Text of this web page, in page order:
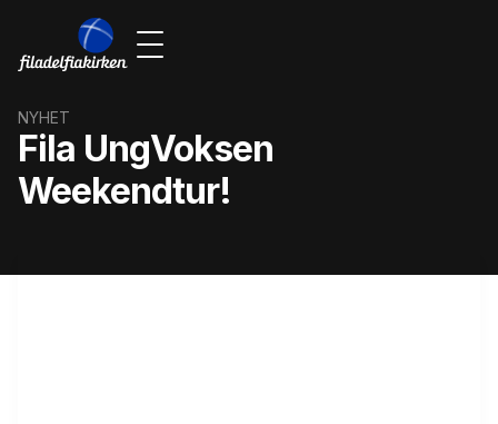
NYHET
Fila UngVoksen
Weekendtur!